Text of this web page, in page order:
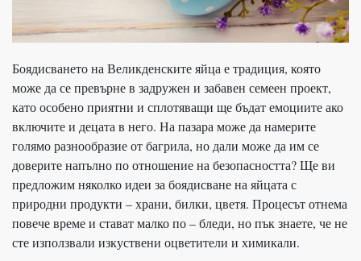
Боядисването на Великденските яйца е традиция, която
може да се превърне в задружен и забавен семеен проект,
като особено приятни и сплотяващи ще бъдат емоциите ако
включите и децата в него. На пазара може да намерите
голямо разнообразие от багрила, но дали може да им се
доверите напълно по отношение на безопасността? Ще ви
предложим няколко идеи за боядисване на яйцата с
природни продукти – храни, билки, цветя. Процесът отнема
повече време и стават малко по – бледи, но пък знаете, че не
сте използвали изкуствени оцветители и химикали.